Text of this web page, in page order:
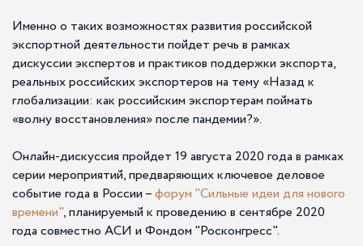
Именно о таких возможностях развития российской
экспортной деятельности пойдет речь в рамках
дискуссии экспертов и практиков поддержки экспорта,
реальных российских экспортеров на тему «Назад к
глобализации: как российским экспортерам поймать
«волну восстановления» после пандемии?».
Онлайн-дискуссия пройдет 19 августа 2020 года в рамках
серии мероприятий, предваряющих ключевое деловое
событие года в России –форум "Сильные идеи для нового
времени", планируемый к проведению в сентябре 2020
года совместно АСИ и Фондом "Росконгресс".